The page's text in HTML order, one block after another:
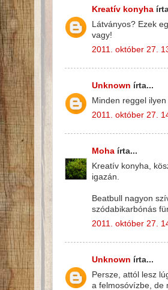
Kreatív konyha
Látványos? Ezek
vagy!
2011. október 27.
Unknown írta...
Minden reggel
2011. október 27.
Moha írta...
Kreatív konyha,
igazán.
Beatbull nagyon
szódabikarbónás
2011. október 27.
Unknown írta...
Persze, attól lesz
a felmosóvízbe, de